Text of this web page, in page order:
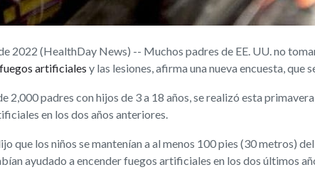
2022 (HealthDay News) -- Muchos padres de EE. UU. no
artificiales y las lesiones, afirma una nueva encuesta, que
2,000 padres con hijos de 3 a 18 años, se realizó esta
en los dos años anteriores.
que los niños se mantenían a al menos 100 pies (30 metros)
ayudado a encender fuegos artificiales en los dos últimos